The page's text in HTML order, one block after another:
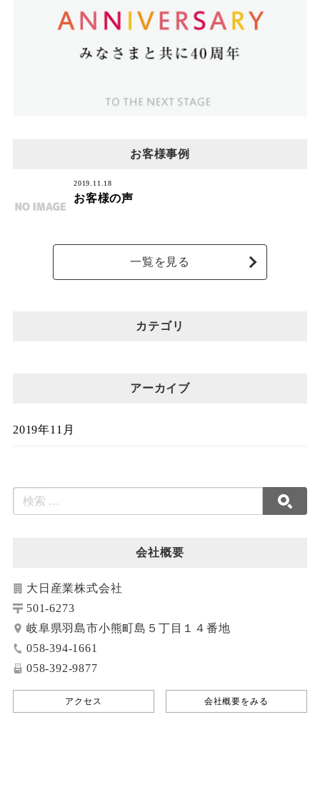
お客様事例
2019.11.18
お客様の声
一覧を見る
カテゴリ
アーカイブ
2019年11月
会社概要
大日産業株式会社
501-6273
岐阜県羽島市小熊町島５丁目１４番地
058-394-1661
058-392-9877
アクセス 会社概要をみる